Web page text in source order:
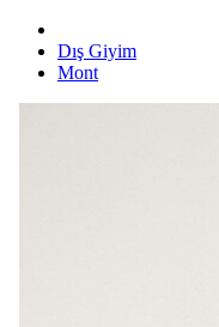
Dış Giyim
Mont